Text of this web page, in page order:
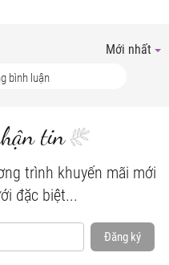
Mới nhất
tin
trình khuyến mãi mới
đặc biệt...
Đăng ký